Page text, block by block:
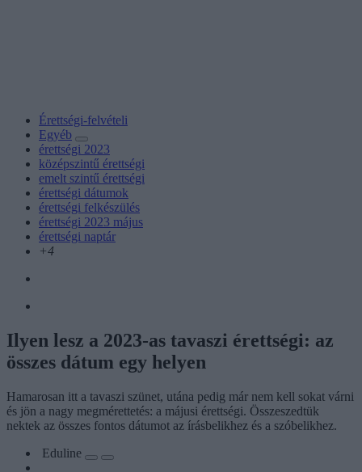
Érettségi-felvételi
Egyéb
érettségi 2023
középszintű érettségi
emelt szintű érettségi
érettségi dátumok
érettségi felkészülés
érettségi 2023 május
érettségi naptár
+4
Ilyen lesz a 2023-as tavaszi érettségi: az
összes dátum egy helyen
Hamarosan itt a tavaszi szünet, utána pedig már nem kell sokat várni
és jön a nagy megmérettetés: a májusi érettségi. Összeszedtük
nektek az összes fontos dátumot az írásbelikhez és a szóbelikhez.
Eduline